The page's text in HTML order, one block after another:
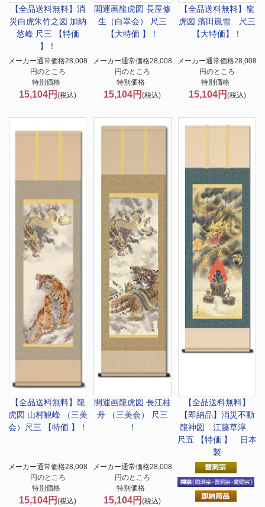
【全品送料無料】 消
災白虎朱竹之図 加納
悠峰 尺三 【特価
】！
メーカー通常価格28,008
円のところ
特別価格
15,104円(税込)
開運画龍虎図 長屋修
生（白翠会） 尺三
【大特価 】！
メーカー通常価格28,008
円のところ
特別価格
15,104円(税込)
【全品送料無料】龍
虎図 濱田嵐雪 尺三
【大特価】！
メーカー通常価格28,008
円のところ
特別価格
15,104円 (税込)
【全品送料無料】 龍
虎図 山村観峰 （三美
会）尺三 【特価 】！
メーカー通常価格28,008
円のところ
特別価格
15,104円(税込)
開運画龍虎図 長江桂
舟 （三美会） 尺三
！
メーカー通常価格28,008
円のところ
特別価格
15,104円(税込)
【全品送料無料】
【即納品】消災不動
龍神図 江藤草淳
尺五 【特価 】 日本
製